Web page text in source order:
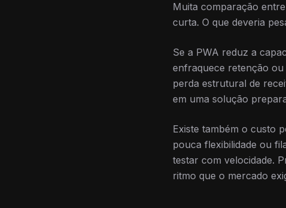
Muita comparação
curta. O que deveria
Se a PWA reduz a
enfraquece retenção
perda estrutural de
em uma solução
Existe também o custo
pouca flexibilidade ou
testar com velocidade.
ritmo que o mercado